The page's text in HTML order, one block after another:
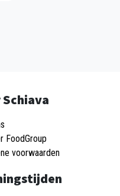
Schiava
FoodGroup
voorwaarden